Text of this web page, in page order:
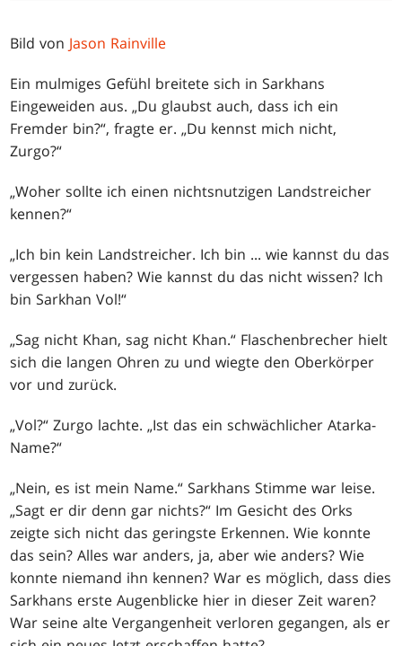
Bild von Jason Rainville
Ein mulmiges Gefühl breitete sich in Sarkhans
Eingeweiden aus. „Du glaubst auch, dass ich ein
Fremder bin?“, fragte er. „Du kennst mich nicht,
Zurgo?“
„Woher sollte ich einen nichtsnutzigen Landstreicher
kennen?“
„Ich bin kein Landstreicher. Ich bin ... wie kannst du das
vergessen haben? Wie kannst du das nicht wissen? Ich
bin Sarkhan Vol!“
„Sag nicht Khan, sag nicht Khan.“ Flaschenbrecher hielt
sich die langen Ohren zu und wiegte den Oberkörper
vor und zurück.
„Vol?“ Zurgo lachte. „Ist das ein schwächlicher Atarka-
Name?“
„Nein, es ist mein Name.“ Sarkhans Stimme war leise.
„Sagt er dir denn gar nichts?“ Im Gesicht des Orks
zeigte sich nicht das geringste Erkennen. Wie konnte
das sein? Alles war anders, ja, aber wie anders? Wie
konnte niemand ihn kennen? War es möglich, dass dies
Sarkhans erste Augenblicke hier in dieser Zeit waren?
War seine alte Vergangenheit verloren gegangen, als er